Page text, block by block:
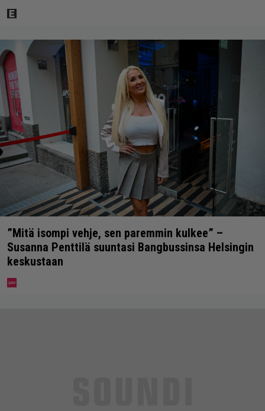
”Mitä isompi vehje, sen paremmin kulkee” –
Susanna Penttilä suuntasi Bangbussinsa Helsingin
keskustaan